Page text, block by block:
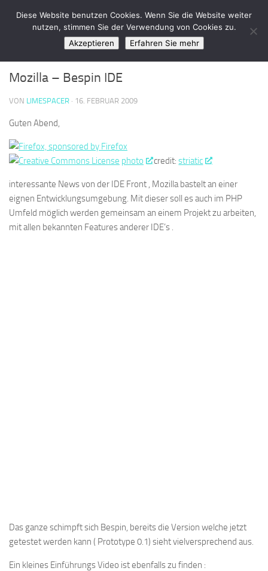
Zum Inhalt springen
LimeSpace - IT
Mozilla – Bespin IDE
VON LIMESPACER · 16. FEBRUAR 2009
Guten Abend,
photo credit:striatic
interessante News von der IDE Front , Mozilla bastelt an einer
eignen Entwicklungsumgebung. Mit dieser soll es auch im PHP
Umfeld möglich werden gemeinsam an einem Projekt zu arbeiten,
mit allen bekannten Features anderer IDE’s .
Das ganze schimpft sich Bespin, bereits die Version welche jetzt
getestet werden kann ( Prototype 0.1) sieht vielversprechend aus.
Ein kleines Einführungs Video ist ebenfalls zu finden :
Diese Website benutzen Cookies. Wenn Sie die Website weiter
nutzen, stimmen Sie der Verwendung von Cookies zu.
Akzeptieren
Erfahren Sie mehr